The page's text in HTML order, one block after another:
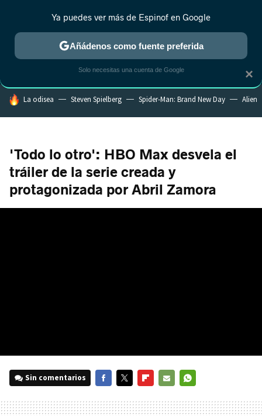
ESTRENOS REALITY ANIME RANKINGS CINE
HOY SE HABLA DE
La odisea Steven Spielberg Spider-Man: Brand New Day Alien
'Todo lo otro': HBO Max desvela el
tráiler de la serie creada y
protagonizada por Abril Zamora
Sin comentarios
MAIL
×
Ya puedes ver más de Espinof en Google
Añádenos como fuente preferida
Solo necesitas una cuenta de Google